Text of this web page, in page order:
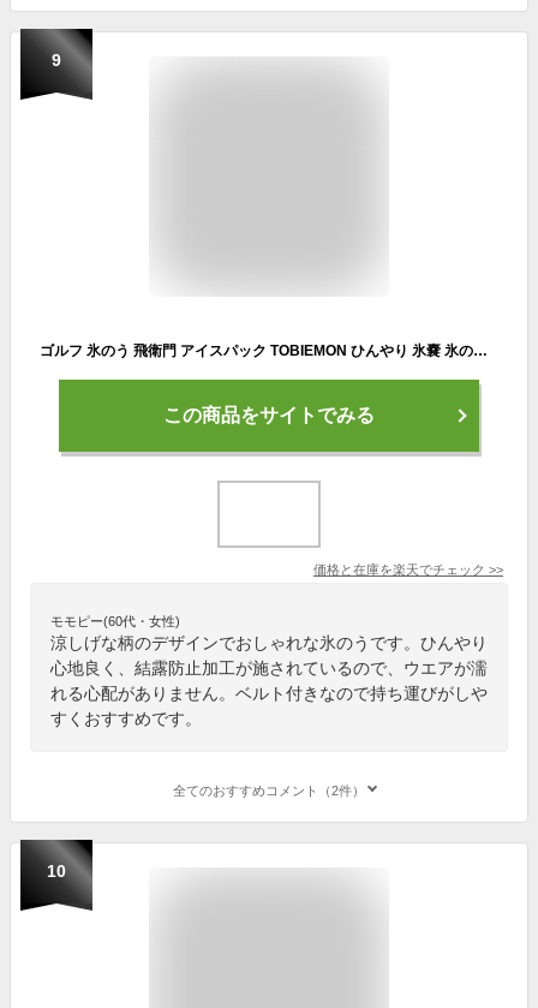
9
ゴルフ 氷のう 飛衛門 アイスパック TOBIEMON ひんやり 氷嚢 氷のうクール 冷却 結露防止加工 T-IBSシリーズ アイスパック 大口径75mm 紐付き
この商品をサイトでみる
価格と在庫を楽天でチェック >>
モモピー(60代・女性)
涼しげな柄のデザインでおしゃれな氷のうです。ひんやり
心地良く、結露防止加工が施されているので、ウエアが濡
れる心配がありません。ベルト付きなので持ち運びがしや
すくおすすめです。
全てのおすすめコメント（2件）
10